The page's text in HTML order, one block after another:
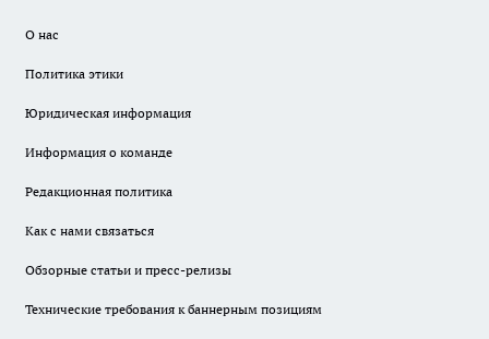
О нас
Политика этики
Юридическая информация
Информация о команде
Редакционная политика
Как с нами связаться
Обзорные статьи и пресс-релизы
Технические требования к баннерным позициям